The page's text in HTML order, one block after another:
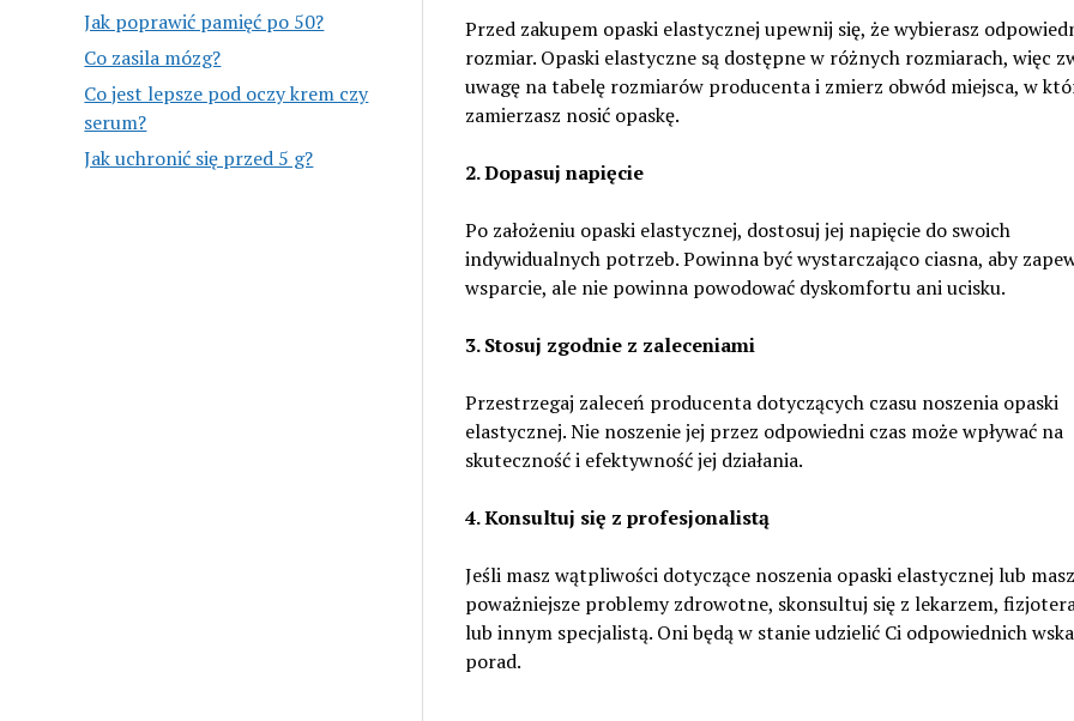
Jak poprawić pamięć po 50?
Co zasila mózg?
Co jest lepsze pod oczy krem czy
serum?
Jak uchronić się przed 5 g?
Przed zakupem opaski elastycznej upewnij się, że wybierasz
rozmiar. Opaski elastyczne są dostępne w różnych rozmiarach, więc
uwagę na tabelę rozmiarów producenta i zmierz obwód miejsca, w
zamierzasz nosić opaskę.
2. Dopasuj napięcie
Po założeniu opaski elastycznej, dostosuj jej napięcie do swoich
indywidualnych potrzeb. Powinna być wystarczająco ciasna, aby
wsparcie, ale nie powinna powodować dyskomfortu ani ucisku.
3. Stosuj zgodnie z zaleceniami
Przestrzegaj zaleceń producenta dotyczących czasu noszenia opaski
elastycznej. Nie noszenie jej przez odpowiedni czas może wpływać na
skuteczność i efektywność jej działania.
4. Konsultuj się z profesjonalistą
Jeśli masz wątpliwości dotyczące noszenia opaski elastycznej lub masz
poważniejsze problemy zdrowotne, skonsultuj się z lekarzem,
lub innym specjalistą. Oni będą w stanie udzielić Ci odpowiednich
porad.